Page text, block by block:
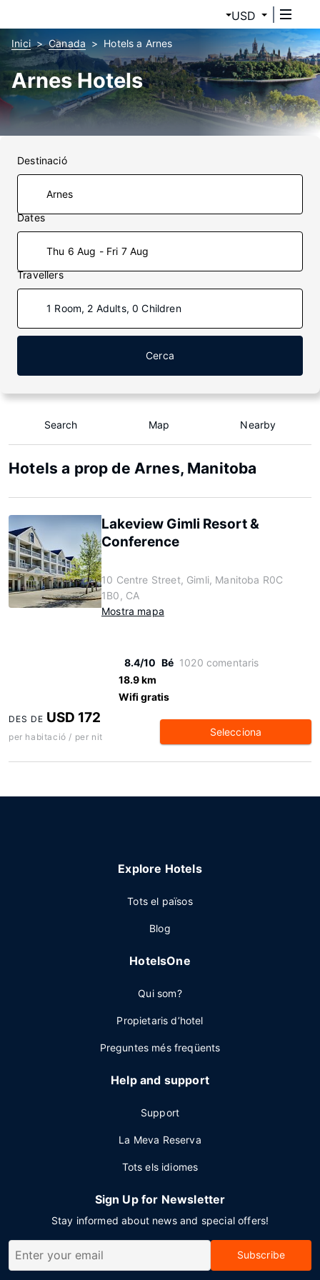
USD
Inici Canada Hotels a Arnes
Arnes Hotels
Destinació
Dates
Thu 6 Aug - Fri 7 Aug
Travellers
1 Room, 2 Adults, 0 Children
Cerca
Search Map Nearby
Hotels a prop de Arnes, Manitoba
Lakeview Gimli Resort &
Conference
10 Centre Street, Gimli, Manitoba R0C
1B0, CA
Mostra mapa
8.4/10 Bé 1020 comentaris
18.9 km
Wifi gratis
DES DE USD 172
per habitació / per nit Selecciona
Explore Hotels
Tots el països
Blog
HotelsOne
Qui som?
Propietaris d’hotel
Preguntes més freqüents
Help and support
Support
La Meva Reserva
Tots els idiomes
Sign Up for Newsletter
Stay informed about news and special offers!
Subscribe